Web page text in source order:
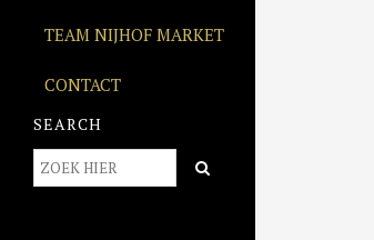
TEAM NIJHOF MARKET
CONTACT
SEARCH